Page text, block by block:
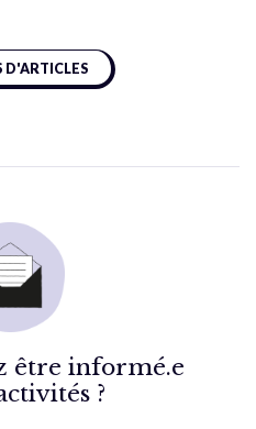
D'ARTICLES
être informé.e
?